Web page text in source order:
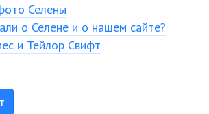
Селены
о Селене и о нашем сайте?
и Тейлор Свифт